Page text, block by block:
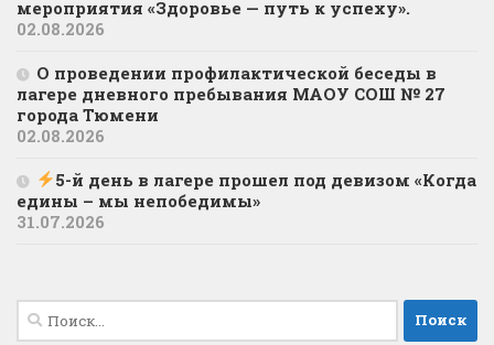
мероприятия «Здоровье — путь к успеху».
02.08.2026
О проведении профилактической беседы в
лагере дневного пребывания МАОУ СОШ № 27
города Тюмени
02.08.2026
5-й день в лагере прошел под девизом «Когда
едины – мы непобедимы»
31.07.2026
Найти: